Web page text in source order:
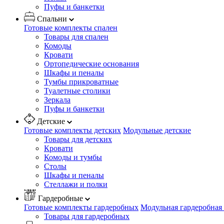
Пуфы и банкетки
Спальни
Готовые комплекты спален
Товары для спален
Комоды
Кровати
Ортопедические основания
Шкафы и пеналы
Тумбы прикроватные
Туалетные столики
Зеркала
Пуфы и банкетки
Детские
Готовые комплекты детских Модульные детские
Товары для детских
Кровати
Комоды и тумбы
Столы
Шкафы и пеналы
Стеллажи и полки
Гардеробные
Готовые комплекты гардеробных Модульная
Товары для гардеробных